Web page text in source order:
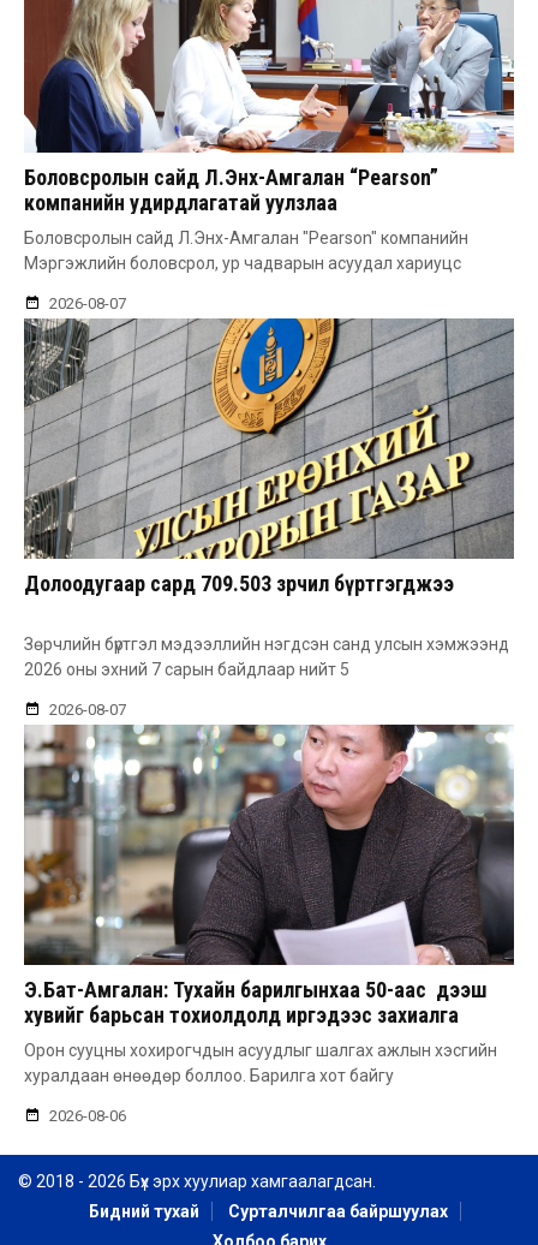
Боловсролын сайд Л.Энх-Амгалан “Pearson”
компанийн удирдлагатай уулзлаа
Боловсролын сайд Л.Энх-Амгалан "Pearson" компанийн
Мэргэжлийн боловсрол, ур чадварын асуудал хариуцс
2026-08-07
Долоодугаар сард 709.503 зөрчил бүртгэгджээ
Зөрчлийн бүртгэл мэдээллийн нэгдсэн санд улсын хэмжээнд
2026 оны эхний 7 сарын байдлаар нийт 5
2026-08-07
Э.Бат-Амгалан: Тухайн барилгынхаа 50-аас дээш
хувийг барьсан тохиолдолд иргэдээс захиалга
авдаг болгоно
Орон сууцны хохирогчдын асуудлыг шалгах ажлын хэсгийн
хуралдаан өнөөдөр боллоо. Барилга хот байгу
2026-08-06
© 2018 - 2026 Бүх эрх хуулиар хамгаалагдсан.
Бидний тухай
Сурталчилгаа байршуулах